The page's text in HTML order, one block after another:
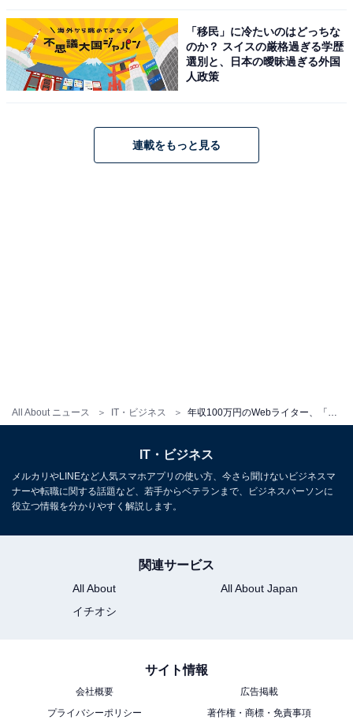
All About ニュース IT・ビジネス
「移民」に冷たいのはどっちな
のか？ スイスの厳格過ぎる学歴
選別と、日本の曖昧過ぎる外国
人政策
連載をもっと見る
IT・ビジネス
メルカリやLINEなど人気スマホアプリの使い方、今さら聞けないビジネスマ
ナーや転職に関する話題など、若手からベテランまで、ビジネスパーソンに
役立つ情報を分かりやすく解説します。
関連サービス
All About
All About Japan
イチオシ
サイト情報
会社概要
広告掲載
プライバシーポリシー
著作権・商標・免責事項